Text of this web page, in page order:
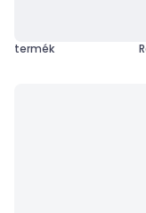
termék